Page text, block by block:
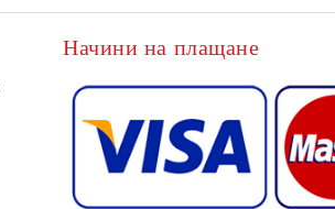
Начини на плащане